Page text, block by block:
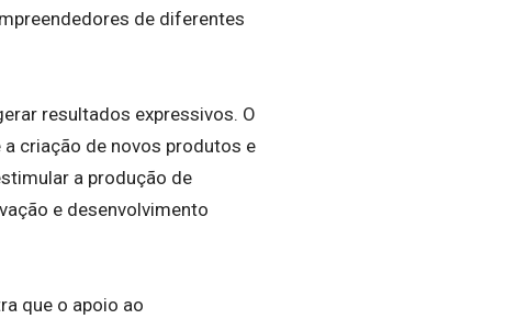
de diferentes
resultados expressivos. O
criação de novos produtos e
a produção de
e desenvolvimento
que o apoio ao